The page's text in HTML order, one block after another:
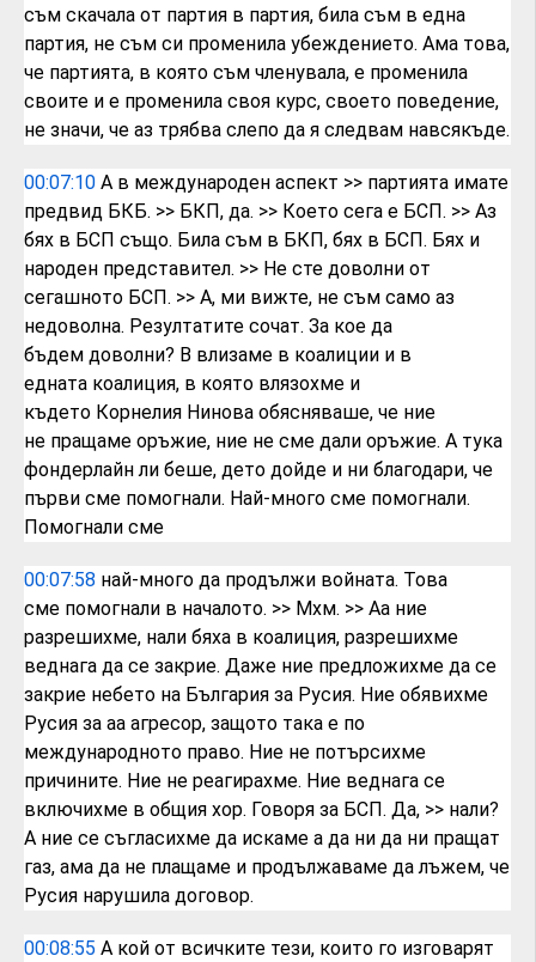
съм скачала от партия в партия, била съм в една
партия, не съм си променила убеждението. Ама това,
че партията, в която съм членувала, е променила
своите и е променила своя курс, своето поведение,
не значи, че аз трябва слепо да я следвам навсякъде.
00:07:10 А в международен аспект >> партията имате
предвид БКБ. >> БКП, да. >> Което сега е БСП. >> Аз
бях в БСП също. Била съм в БКП, бях в БСП. Бях и
народен представител. >> Не сте доволни от
сегашното БСП. >> А, ми вижте, не съм само аз
недоволна. Резултатите сочат. За кое да
бъдем доволни? В влизаме в коалиции и в
едната коалиция, в която влязохме и
където Корнелия Нинова обясняваше, че ние
не пращаме оръжие, ние не сме дали оръжие. А тука
фондерлайн ли беше, дето дойде и ни благодари, че
първи сме помогнали. Най-много сме помогнали.
Помогнали сме
00:07:58 най-много да продължи войната. Това
сме помогнали в началото. >> Мхм. >> Аа ние
разрешихме, нали бяха в коалиция, разрешихме
веднага да се закрие. Даже ние предложихме да се
закрие небето на България за Русия. Ние обявихме
Русия за аа агресор, защото така е по
международното право. Ние не потърсихме
причините. Ние не реагирахме. Ние веднага се
включихме в общия хор. Говоря за БСП. Да, >> нали?
А ние се съгласихме да искаме а да ни да ни пращат
газ, ама да не плащаме и продължаваме да лъжем, че
Русия нарушила договор.
00:08:55 А кой от всичките тези, които го изговарят